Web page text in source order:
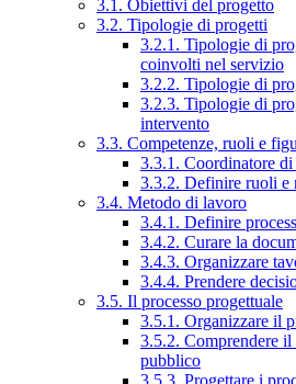
3.1. Obiettivi del progetto
3.2. Tipologie di progetti
3.2.1. Tipologie di
coinvolti nel servizio
3.2.2. Tipologie di
3.2.3. Tipologie di
intervento
3.3. Competenze, ruoli e
3.3.1. Coordinatore
3.3.2. Definire ruoli e
3.4. Metodo di lavoro
3.4.1. Definire
3.4.2. Curare la
3.4.3. Organizzare
3.4.4. Prendere
3.5. Il processo progettuale
3.5.1. Organizzare il
3.5.2. Comprendere il
pubblico
3.5.3. Progettare i